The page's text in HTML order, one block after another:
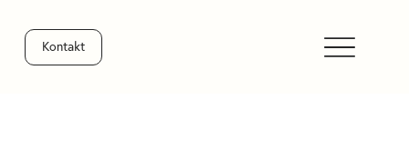
Kontakt